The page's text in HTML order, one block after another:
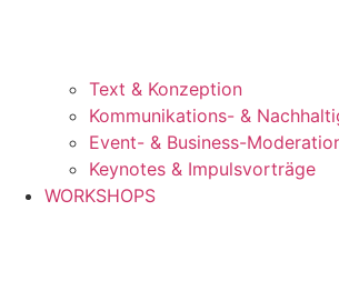
Text & Konzeption
Kommunikations- &
Event- & Business-
Keynotes & Impulsvorträge
WORKSHOPS